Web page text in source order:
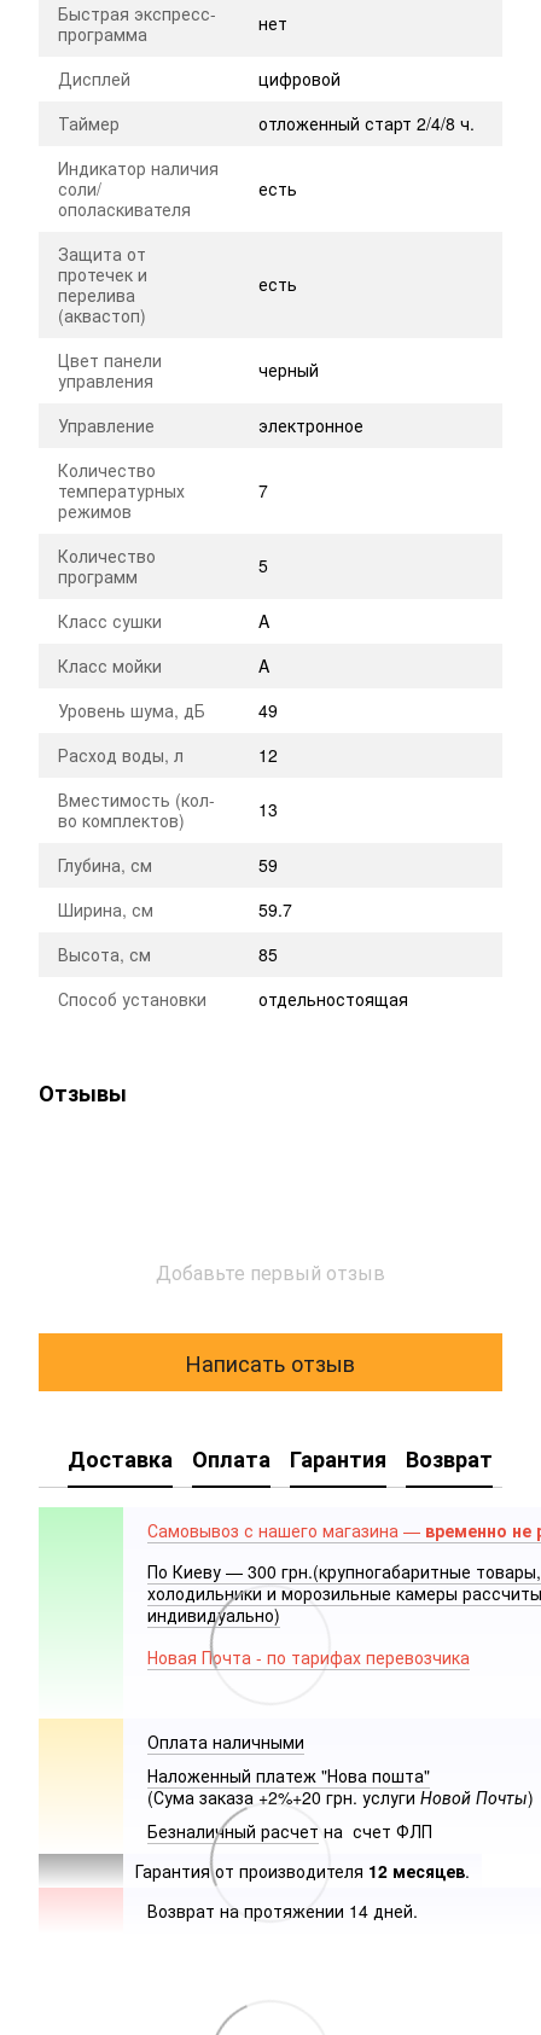
Быстрая экспресс-
программа
нет
Дисплей
цифровой
Таймер
отложенный старт 2/4/8 ч.
Индикатор наличия
соли/
ополаскивателя
есть
Защита от
протечек и
перелива
(аквастоп)
есть
Цвет панели
управления
черный
Управление
электронное
Количество
температурных
режимов
7
Количество
программ
5
Класс сушки
A
Класс мойки
A
Уровень шума, дБ
49
Расход воды, л
12
Вместимость (кол-
во комплектов)
13
Глубина, см
59
Ширина, см
59.7
Высота, см
85
Способ установки
отдельностоящая
Отзывы
Добавьте первый отзыв
Написать отзыв
Доставка Оплата Гарантия Возврат
Самовывоз с нашего магазина — временно не
По Киеву — 300 грн.(крупногабаритные товары,
холодильники и морозильные камеры
индивидуально)
Новая Почта - по тарифах перевозчика
Оплата наличными
Наложенный платеж "Нова пошта"
(Сума заказа +2%+20 грн. услуги Новой Почты)
Безналичный расчет на счет ФЛП
Гарантия от производителя 12 месяцев.
Возврат на протяжении 14 дней.